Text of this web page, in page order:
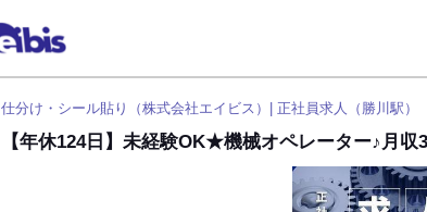
仕分け・シール貼り（株式会社エイビス）| 正社員求人（勝川駅）
【年休124日】未経験OK★機械オペレーター♪月収